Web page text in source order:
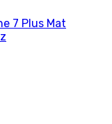
7 Plus Mat